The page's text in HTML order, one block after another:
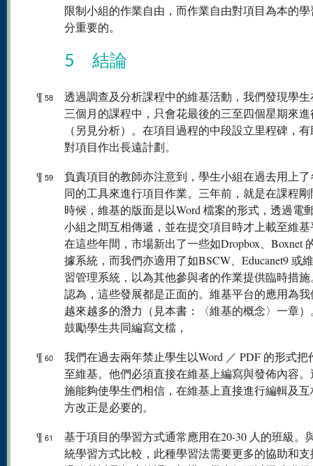
限制小組的作業自由，而作業自由對項目為本的
分重要的。
5 結論
¶ 58
透過調查及分析課程中的維基活動，我們發現學
三個月的課程中，只會花最後的三至四個星期來
（另見分析）。在項目過程的中段設立里程碑，
對項目作出長遠計劃。
¶ 59
負責項目的教師亦注意到，學生小組在過去用上
同的工具來進行項目作業。三年前，就是在課程
時候，維基的版面是以Word 檔案的形式，透過電
小組之間互相傳遞，並在提交項目時才上載至維
在這些年間，市場新出了一些如Dropbox、Boxnet
據系統，而我們亦適用了如BSCW、Educanet9 或
習管理系統，以為其他參與者的作業提供臨時措
認為，這些發展都是正面的。維基平台的應用為
越來越多的潛力（見本書：〈維基的概念〉一章
鼓勵學生共同編寫文檔，
¶ 60
我們在過去兩年禁止學生以Word ／ PDF 的形式把
至維基。他們必須直接在維基上編寫與發佈內容
施能夠使學生們相信，在維基上直接進行編輯及
方改正是必要的。
¶ 61
基于項目的學習方式通常應用在20-30 人的班級。
統學習方式比較，此種學習法需要更多的協助和